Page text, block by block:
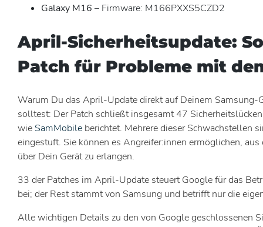
Galaxy M16 – Firmware: M166PXXS5CZD2
April-Sicherheitsupdate:
Patch für Probleme mit
Warum Du das April-Update direkt auf Deinem Samsung-
solltest: Der Patch schließt insgesamt 47
wie SamMobile berichtet. Mehrere dieser Schwachstellen
eingestuft. Sie können es Angreifer:innen ermöglichen,
über Dein Gerät zu erlangen.
33 der Patches im April-Update steuert Google für das
bei; der Rest stammt von Samsung und betrifft nur die
Alle wichtigen Details zu den von Google geschlossenen